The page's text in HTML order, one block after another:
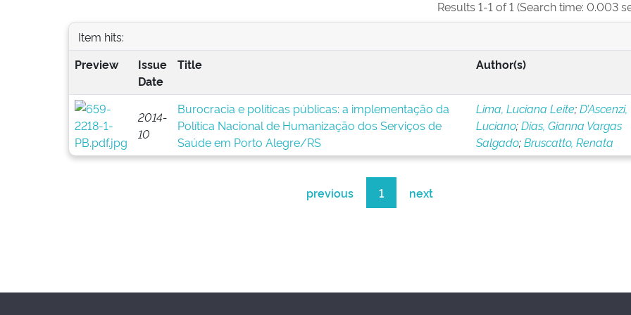
Results 1-1 of 1 (Search time: 0.003
Item hits:
Preview
Issue
Date
Title Author(s)
2014-
10
Burocracia e políticas públicas: a implementação da
Política Nacional de Humanização dos Serviços de
Saúde em Porto Alegre/RS
Lima, Luciana Leite;D’Ascenzi,
Luciano;Dias, Gianna Vargas
Salgado;Bruscatto, Renata
previous 1 next